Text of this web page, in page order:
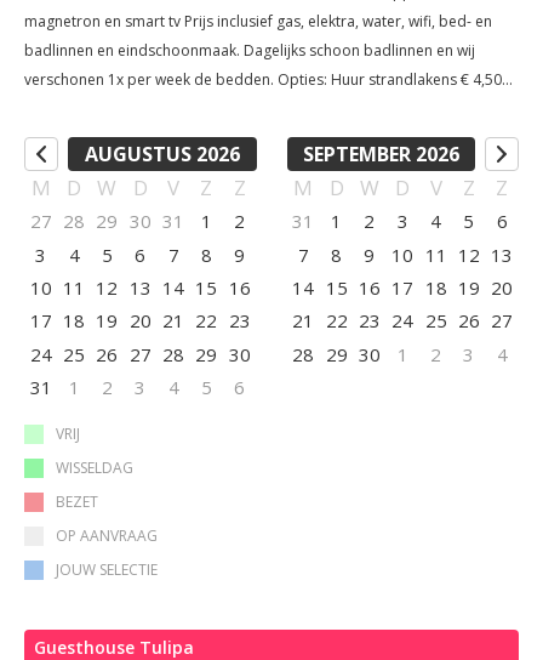
magnetron en smart tv Prijs inclusief gas, elektra, water, wifi, bed- en
badlinnen en eindschoonmaak. Dagelijks schoon badlinnen en wij
verschonen 1x per week de bedden. Opties: Huur strandlakens € 4,50
AUGUSTUS 2026
M D W D V Z Z
27 28 29 30 31 1
2
3
4 5 6 7 8
9
10 11 12 13 14 15 16
17 18 19 20 21 22 23
24 25 26 27 28 29 30
31
1 2 3 4 5 6
SEPTEMBER 2026
M D W D V Z Z
31 1 2 3 4 5
6
7
8 9 10 11 12 13
14 15 16 17 18 19 20
21
22 23 24 25 26 27
28 29 30 1 2 3 4
VRIJ
WISSELDAG
BEZET
OP AANVRAAG
JOUW SELECTIE
Guesthouse Tulipa